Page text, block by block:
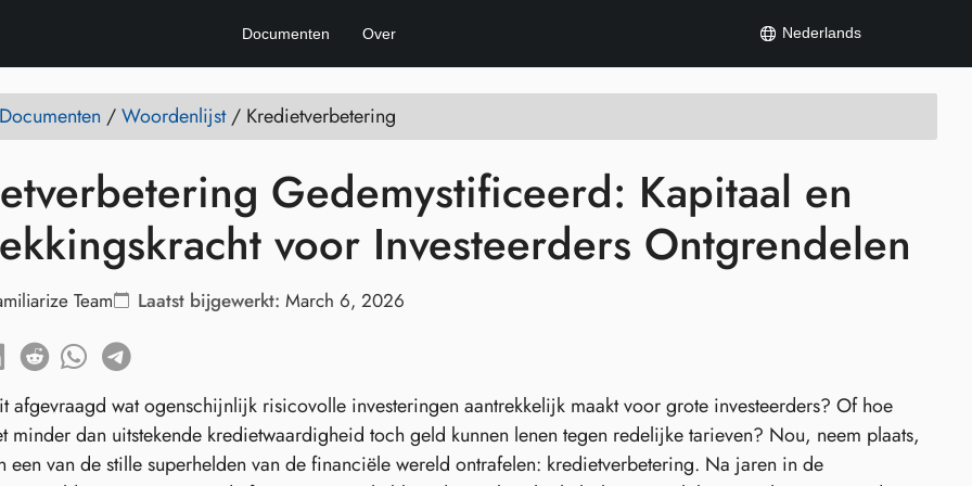
Documenten Over Nederlands
/Woordenlijst/ Kredietverbetering
Gedemystificeerd: Kapitaal en
voor Investeerders Ontgrendelen
Team Laatst bijgewerkt: March 6, 2026
afgevraagd wat ogenschijnlijk risicovolle investeringen aantrekkelijk maakt voor grote investeerders? Of hoe
minder dan uitstekende kredietwaardigheid toch geld kunnen lenen tegen redelijke tarieven? Nou, neem plaats,
een van de stille superhelden van de financiële wereld ontrafelen: kredietverbetering. Na jaren in de